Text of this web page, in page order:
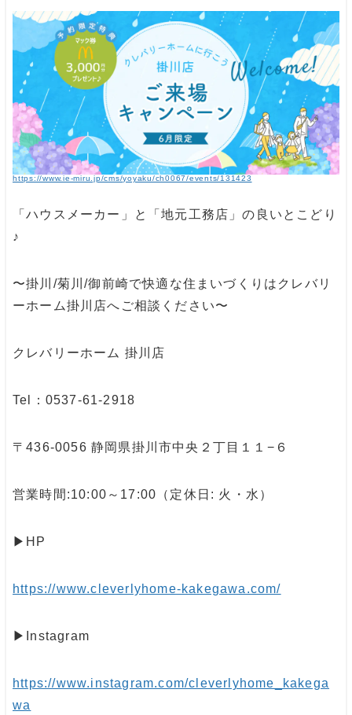
https://www.ie-miru.jp/cms/yoyaku/ch0067/events/131423
「ハウスメーカー」と「地元工務店」の良いとこどり
♪
〜掛川/菊川/御前崎で快適な住まいづくりはクレバリ
ーホーム掛川店へご相談ください〜
クレバリーホーム 掛川店
Tel：0537-61-2918
〒436-0056 静岡県掛川市中央２丁目１１−６
営業時間:10:00～17:00（定休日: 火・水）
▶︎HP
https://www.cleverlyhome-kakegawa.com/
▶︎Instagram
https://www.instagram.com/cleverlyhome_kakega
wa